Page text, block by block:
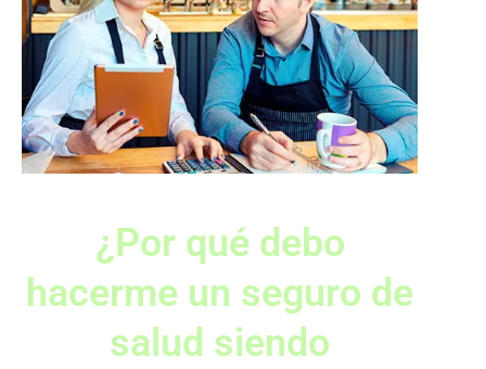
¿Por qué debo
hacerme un seguro de
salud siendo